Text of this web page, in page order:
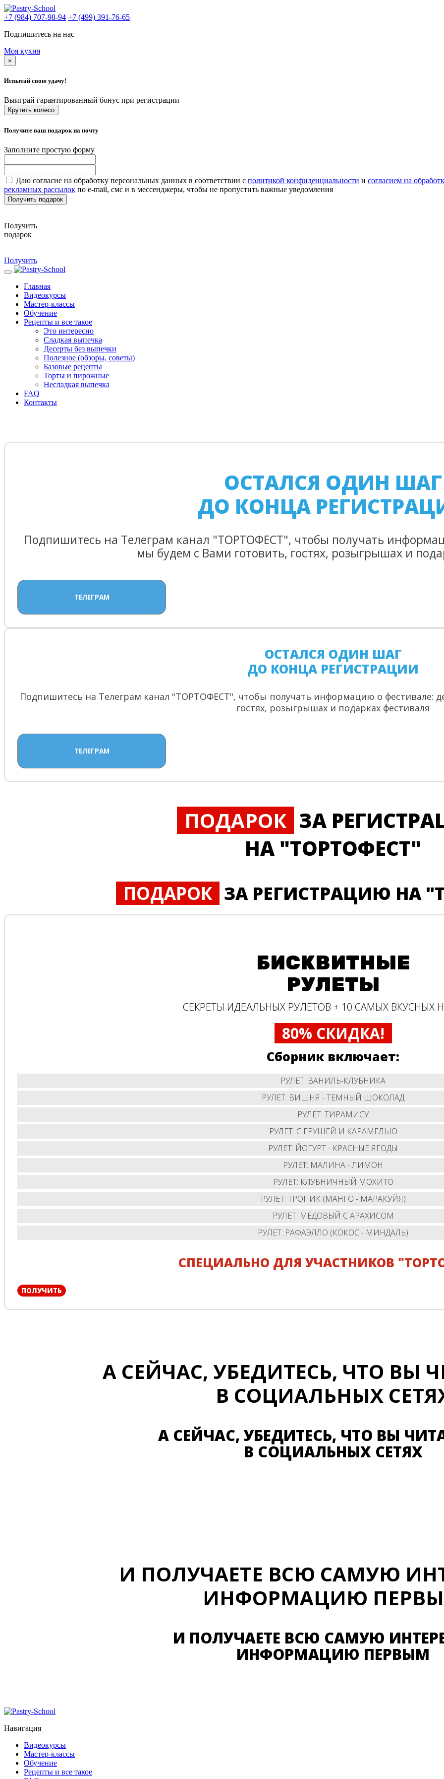
+7 (984) 707-98-94 +7 (499) 391-76-65
Подпишитесь на нас
Моя кухня
×
Испытай свою удачу!
Выиграй гарантированный бонус при регистрации
Крутить колесо
Получите ваш подарок на почту
Заполните простую форму
Даю согласие на обработку персональных данных в соответствии с политикой конфиденциальности и согласием на
рекламных рассылок по e-mail, смс и в мессенджеры, чтобы не пропустить важные уведомления
Получить подарок
Получить
подарок
Получить
Главная
Видеокурсы
Мастер-классы
Обучение
Рецепты и все такое
Это интересно
Сладкая выпечка
Десерты без выпечки
Полезное (обзоры, советы)
Базовые рецепты
Торты и пирожные
Несладкая выпечка
FAQ
Контакты
ОСТАЛСЯ ОДИН ШАГ
ДО КОНЦА
Подпишитесь на Телеграм канал "ТОРТОФЕСТ", чтобы получать
мы будем с Вами готовить, гостях, розыгрышах и
ТЕЛЕГРАМ
ОСТАЛСЯ ОДИН ШАГ
ДО КОНЦА РЕГИСТРАЦИИ
Подпишитесь на Телеграм канал "ТОРТОФЕСТ", чтобы получать информацию о фестивале:
гостях, розыгрышах и подарках фестиваля
ТЕЛЕГРАМ
ПОДАРОК ЗА
НА "ТОРТОФЕСТ"
ПОДАРОК ЗА РЕГИСТРАЦИЮ НА
БИСКВИТНЫЕ
РУЛЕТЫ
СЕКРЕТЫ ИДЕАЛЬНЫХ РУЛЕТОВ + 10 САМЫХ ВКУСНЫХ
80% СКИДКА!
Сборник включает:
РУЛЕТ: ВАНИЛЬ-КЛУБНИКА
РУЛЕТ: ВИШНЯ - ТЕМНЫЙ ШОКОЛАД
РУЛЕТ: ТИРАМИСУ
РУЛЕТ: С ГРУШЕЙ И КАРАМЕЛЬЮ
РУЛЕТ: ЙОГУРТ - КРАСНЫЕ ЯГОДЫ
РУЛЕТ: МАЛИНА - ЛИМОН
РУЛЕТ: КЛУБНИЧНЫЙ МОХИТО
РУЛЕТ: ТРОПИК (МАНГО - МАРАКУЙЯ)
РУЛЕТ: МЕДОВЫЙ С АРАХИСОМ
РУЛЕТ: РАФАЭЛЛО (КОКОС - МИНДАЛЬ)
СПЕЦИАЛЬНО ДЛЯ УЧАСТНИКОВ
ПОЛУЧИТЬ
А СЕЙЧАС, УБЕДИТЕСЬ, ЧТО ВЫ
В СОЦИАЛЬНЫХ
А СЕЙЧАС, УБЕДИТЕСЬ, ЧТО ВЫ
В СОЦИАЛЬНЫХ СЕТЯХ
И ПОЛУЧАЕТЕ ВСЮ САМУЮ
ИНФОРМАЦИЮ
И ПОЛУЧАЕТЕ ВСЮ САМУЮ
ИНФОРМАЦИЮ ПЕРВЫМ
Навигация
Видеокурсы
Мастер-классы
Обучение
Рецепты и все такое